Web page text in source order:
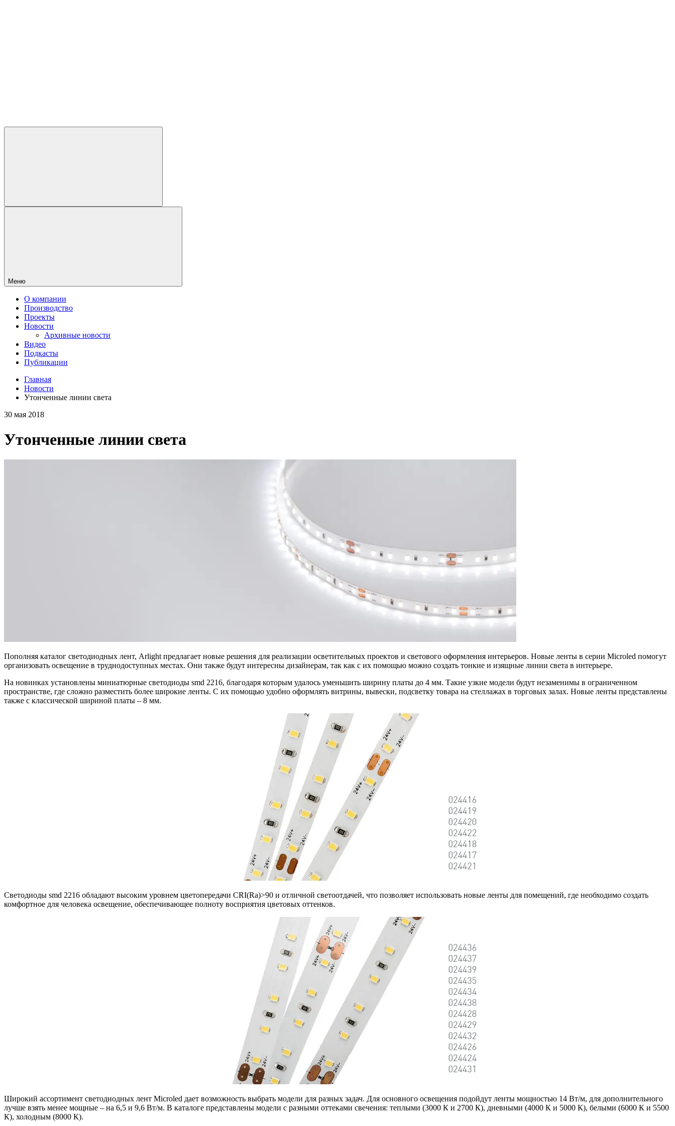
Меню
О компании
Производство
Проекты
Новости
Архивные новости
Видео
Подкасты
Публикации
Главная
Новости
Утонченные линии света
30 мая 2018
Утонченные линии света
Пополняя каталог светодиодных лент, Arlight предлагает новые решения для реализации осветительных проектов и светового оформления интерьеров. Новые ленты в серии Microled помогут
организовать освещение в труднодоступных местах. Они также будут интересны дизайнерам, так как с их помощью можно создать тонкие и изящные линии света в интерьере.
На новинках установлены миниатюрные светодиоды smd 2216, благодаря которым удалось уменьшить ширину платы до 4 мм. Такие узкие модели будут незаменимы в ограниченном
пространстве, где сложно разместить более широкие ленты. С их помощью удобно оформлять витрины, вывески, подсветку товара на стеллажах в торговых залах. Новые ленты представлены
также с классической шириной платы – 8 мм.
Светодиоды smd 2216 обладают высоким уровнем цветопередачи CRI(Ra)>90 и отличной светоотдачей, что позволяет использовать новые ленты для помещений, где необходимо создать
комфортное для человека освещение, обеспечивающее полноту восприятия цветовых оттенков.
Широкий ассортимент светодиодных лент Microled дает возможность выбрать модели для разных задач. Для основного освещения подойдут ленты мощностью 14 Вт/м, для дополнительного
лучше взять менее мощные – на 6,5 и 9,6 Вт/м. В каталоге представлены модели с разными оттеками свечения: теплыми (3000 К и 2700 К), дневными (4000 К и 5000 К), белыми (6000 К и 5500
К), холодным (8000 К).